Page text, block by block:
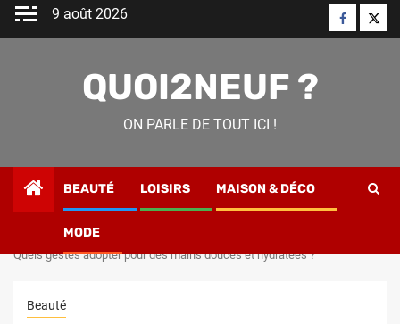
Skip
9 août 2026 Facebook
QUOI2NEUF ?
ON PARLE DE TOUT ICI !
BEAUTÉ LOISIRS MAISON & DÉCO
MODE
Beauté
Quels gestes adopter pour des mains douces et hydratées ?
Beauté